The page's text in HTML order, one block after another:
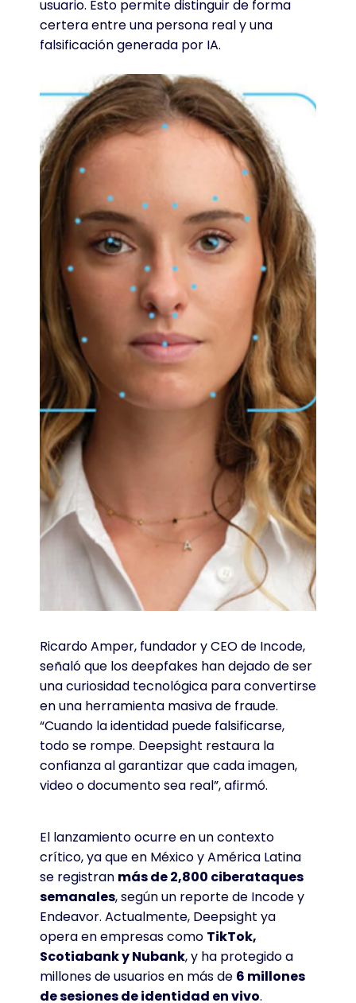
usuario. Esto permite distinguir de forma
certera entre una persona real y una
falsificación generada por IA.
Ricardo Amper, fundador y CEO de Incode,
señaló que los deepfakes han dejado de ser
una curiosidad tecnológica para convertirse
en una herramienta masiva de fraude.
“Cuando la identidad puede falsificarse,
todo se rompe. Deepsight restaura la
confianza al garantizar que cada imagen,
video o documento sea real”, afirmó.
El lanzamiento ocurre en un contexto
crítico, ya que en México y América Latina
se registran más de 2,800 ciberataques
semanales, según un reporte de Incode y
Endeavor. Actualmente, Deepsight ya
opera en empresas como TikTok,
Scotiabank y Nubank, y ha protegido a
millones de usuarios en más de 6 millones
de sesiones de identidad en vivo.